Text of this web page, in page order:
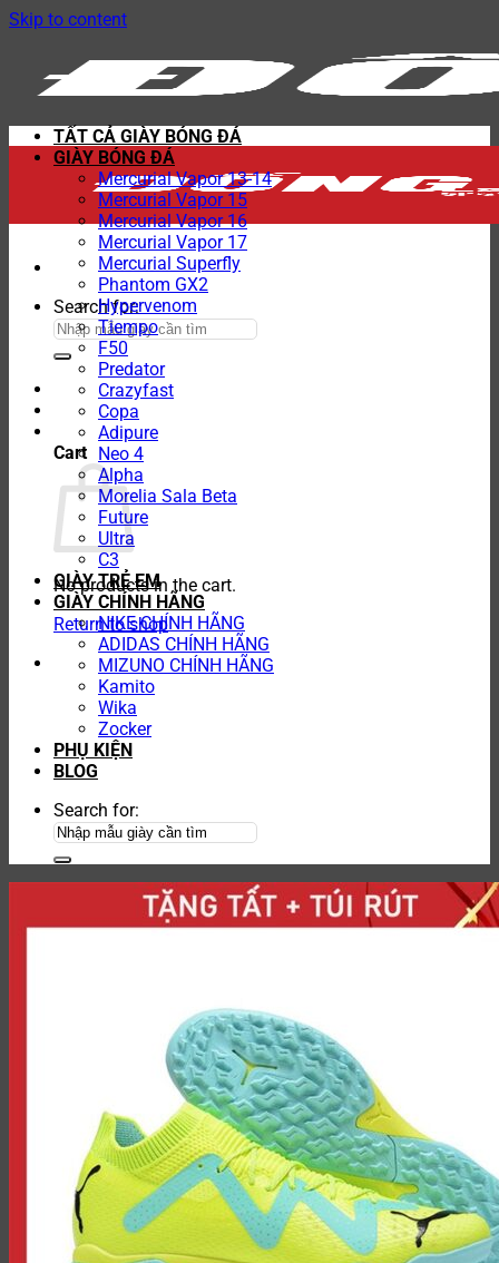
Skip to content
Search for:
Cart
No products in the cart.
Return to shop
TẤT CẢ GIÀY BÓNG ĐÁ
GIÀY BÓNG ĐÁ
Mercurial Vapor 13-14
Mercurial Vapor 15
Mercurial Vapor 16
Mercurial Vapor 17
Mercurial Superfly
Phantom GX2
Hypervenom
Tiempo
F50
Predator
Crazyfast
Copa
Adipure
Neo 4
Alpha
Morelia Sala Beta
Future
Ultra
C3
GIÀY TRẺ EM
GIÀY CHÍNH HÃNG
NIKE CHÍNH HÃNG
ADIDAS CHÍNH HÃNG
MIZUNO CHÍNH HÃNG
Kamito
Wika
Zocker
PHỤ KIỆN
BLOG
Search for: